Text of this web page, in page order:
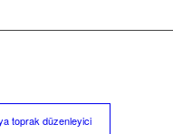
toprak düzenleyici